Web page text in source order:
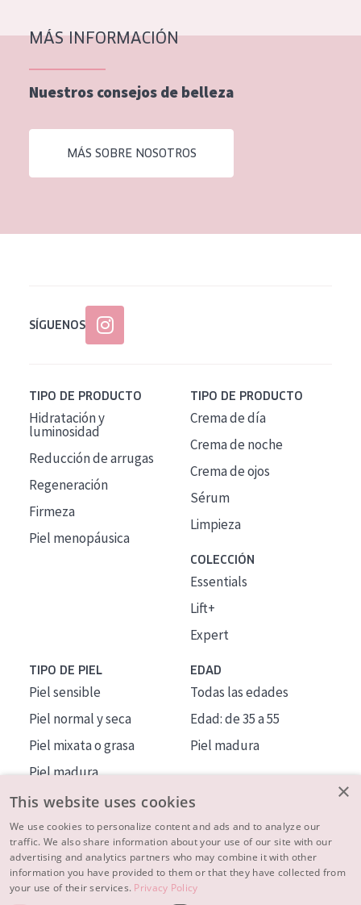
Piel normal y seca
Piel mixata o grasa
Piel madura
Piel expuesta al sol
Piel menopáusica
Todas las edades
MÁS INFORMACIÓN
Nuestros consejos de belleza
MÁS SOBRE NOSOTROS
SÍGUENOS
TIPO DE PRODUCTO
Hidratación y
luminosidad
Reducción de arrugas
Regeneración
Firmeza
Piel menopáusica
TIPO DE PRODUCTO
Crema de día
Crema de noche
Crema de ojos
Sérum
Limpieza
COLECCIÓN
Essentials
Lift+
Expert
TIPO DE PIEL
Piel sensible
Piel normal y seca
Piel mixata o grasa
Piel madura
Piel expuesta al sol
Piel menopáusica
EDAD
Todas las edades
Edad: de 35 a 55
Piel madura
MÁS SOBRE NOSOTROS
INSPIRACIÓN
×
This website uses cookies
We use cookies to personalize content and ads and to analyze our
traffic. We also share information about your use of our site with our
advertising and analytics partners who may combine it with other
information you have provided to them or that they have collected from
your use of their services. Privacy Policy